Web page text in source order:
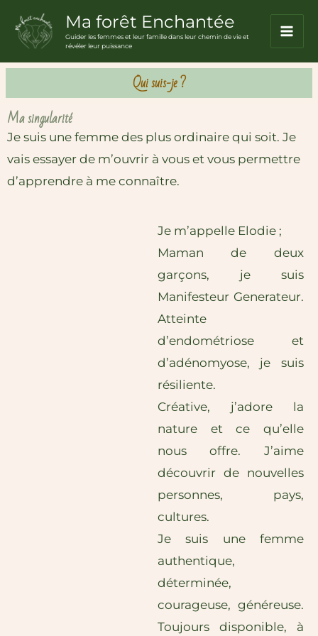
principal
Ma forêt Enchantée
Guider les femmes et leur famille dans leur chemin de vie et
révéler leur puissance
Qui suis-je ?
Ma singularité
Je suis une femme des plus ordinaire qui soit. Je
vais essayer de m’ouvrir à vous et vous permettre
d’apprendre à me connaître.
Je m’appelle Elodie ;
Maman de deux
garçons, je suis
Manifesteur Generateur.
Atteinte
d’endométriose et
d’adénomyose, je suis
résiliente.
Créative, j’adore la
nature et ce qu’elle
nous offre. J’aime
découvrir de nouvelles
personnes, pays,
cultures.
Je suis une femme
authentique,
déterminée,
courageuse, généreuse.
Toujours disponible, à